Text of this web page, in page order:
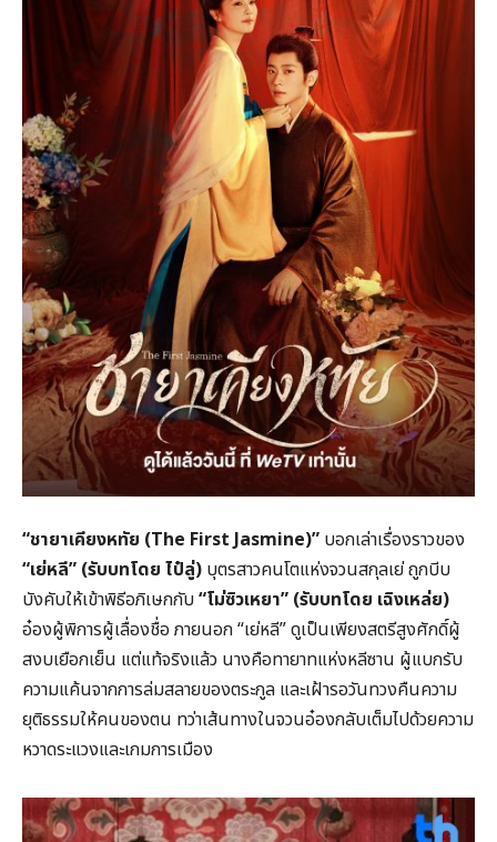
“ชายาเคียงหทัย (The First Jasmine)” บอกเล่าเรื่องราวของ
“เย่หลี” (รับบทโดย ไป๋ลู่) บุตรสาวคนโตแห่งจวนสกุลเย่ ถูกบีบ
บังคับให้เข้าพิธีอภิเษกกับ“โม่ซิวเหยา” (รับบทโดย เฉิงเหล่ย)
อ๋องผู้พิการผู้เลื่องชื่อ ภายนอก “เย่หลี” ดูเป็นเพียงสตรีสูงศักดิ์ผู้
สงบเยือกเย็น แต่แท้จริงแล้ว นางคือทายาทแห่งหลีซาน ผู้แบกรับ
ความแค้นจากการล่มสลายของตระกูล และเฝ้ารอวันทวงคืนความ
ยุติธรรมให้คนของตน ทว่าเส้นทางในจวนอ๋องกลับเต็มไปด้วยความ
หวาดระแวงและเกมการเมือง